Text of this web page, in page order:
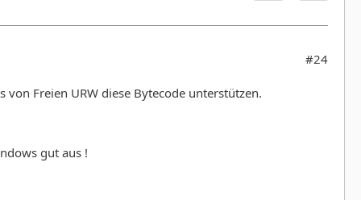
#24
Freien URW diese Bytecode unterstützen.
gut aus !